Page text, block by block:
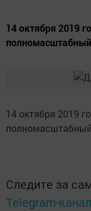
14 октября 2019
14 октября 2019
Следите за
Telegram-